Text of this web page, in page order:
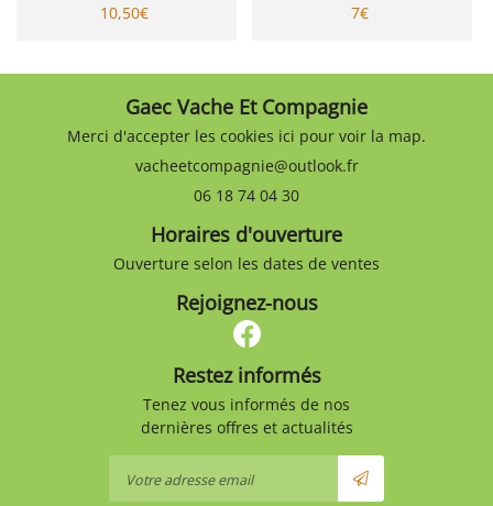
10,50€
7€
Gaec Vache Et Compagnie
Merci d'accepter les cookies ici pour voir la map.
06 18 74 04 30
Horaires d'ouverture
Ouverture selon les dates de ventes
Rejoignez-nous
Restez informés
Tenez vous informés de nos
dernières offres et actualités